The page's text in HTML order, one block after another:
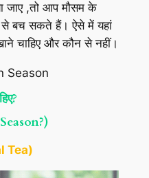
जाए ,तो आप मौसम के
से बच सकते हैं। ऐसे में यहां
चाहिए और कौन से नहीं।
Tea)